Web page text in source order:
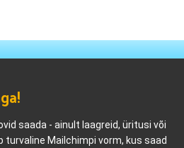
saada - ainult laagreid, üritusi või
Mailchimpi vorm, kus saad